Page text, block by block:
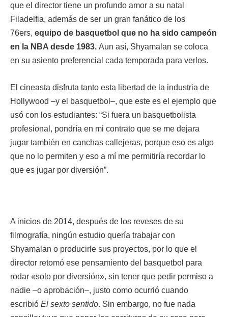
que el director tiene un profundo amor a su natal
Filadelfia, además de ser un gran fanático de los
76ers, equipo de basquetbol que no ha sido campeón
en la NBA desde 1983. Aun así, Shyamalan se coloca
en su asiento preferencial cada temporada para verlos.
El cineasta disfruta tanto esta libertad de la industria de
Hollywood –y el basquetbol–, que este es el ejemplo que
usó con los estudiantes: “Si fuera un basquetbolista
profesional, pondría en mi contrato que se me dejara
jugar también en canchas callejeras, porque eso es algo
que no lo permiten y eso a mí me permitiría recordar lo
que es jugar por diversión”.
A inicios de 2014, después de los reveses de su
filmografía, ningún estudio quería trabajar con
Shyamalan o producirle sus proyectos, por lo que el
director retomó ese pensamiento del basquetbol para
rodar «solo por diversión», sin tener que pedir permiso a
nadie –o aprobación–, justo como ocurrió cuando
escribió El sexto sentido. Sin embargo, no fue nada